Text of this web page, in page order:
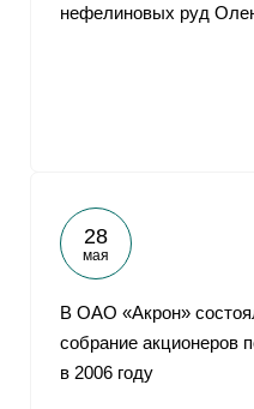
нефелиновых руд
28
мая
В ОАО «Акрон»
собрание акционеров
в 2006 году